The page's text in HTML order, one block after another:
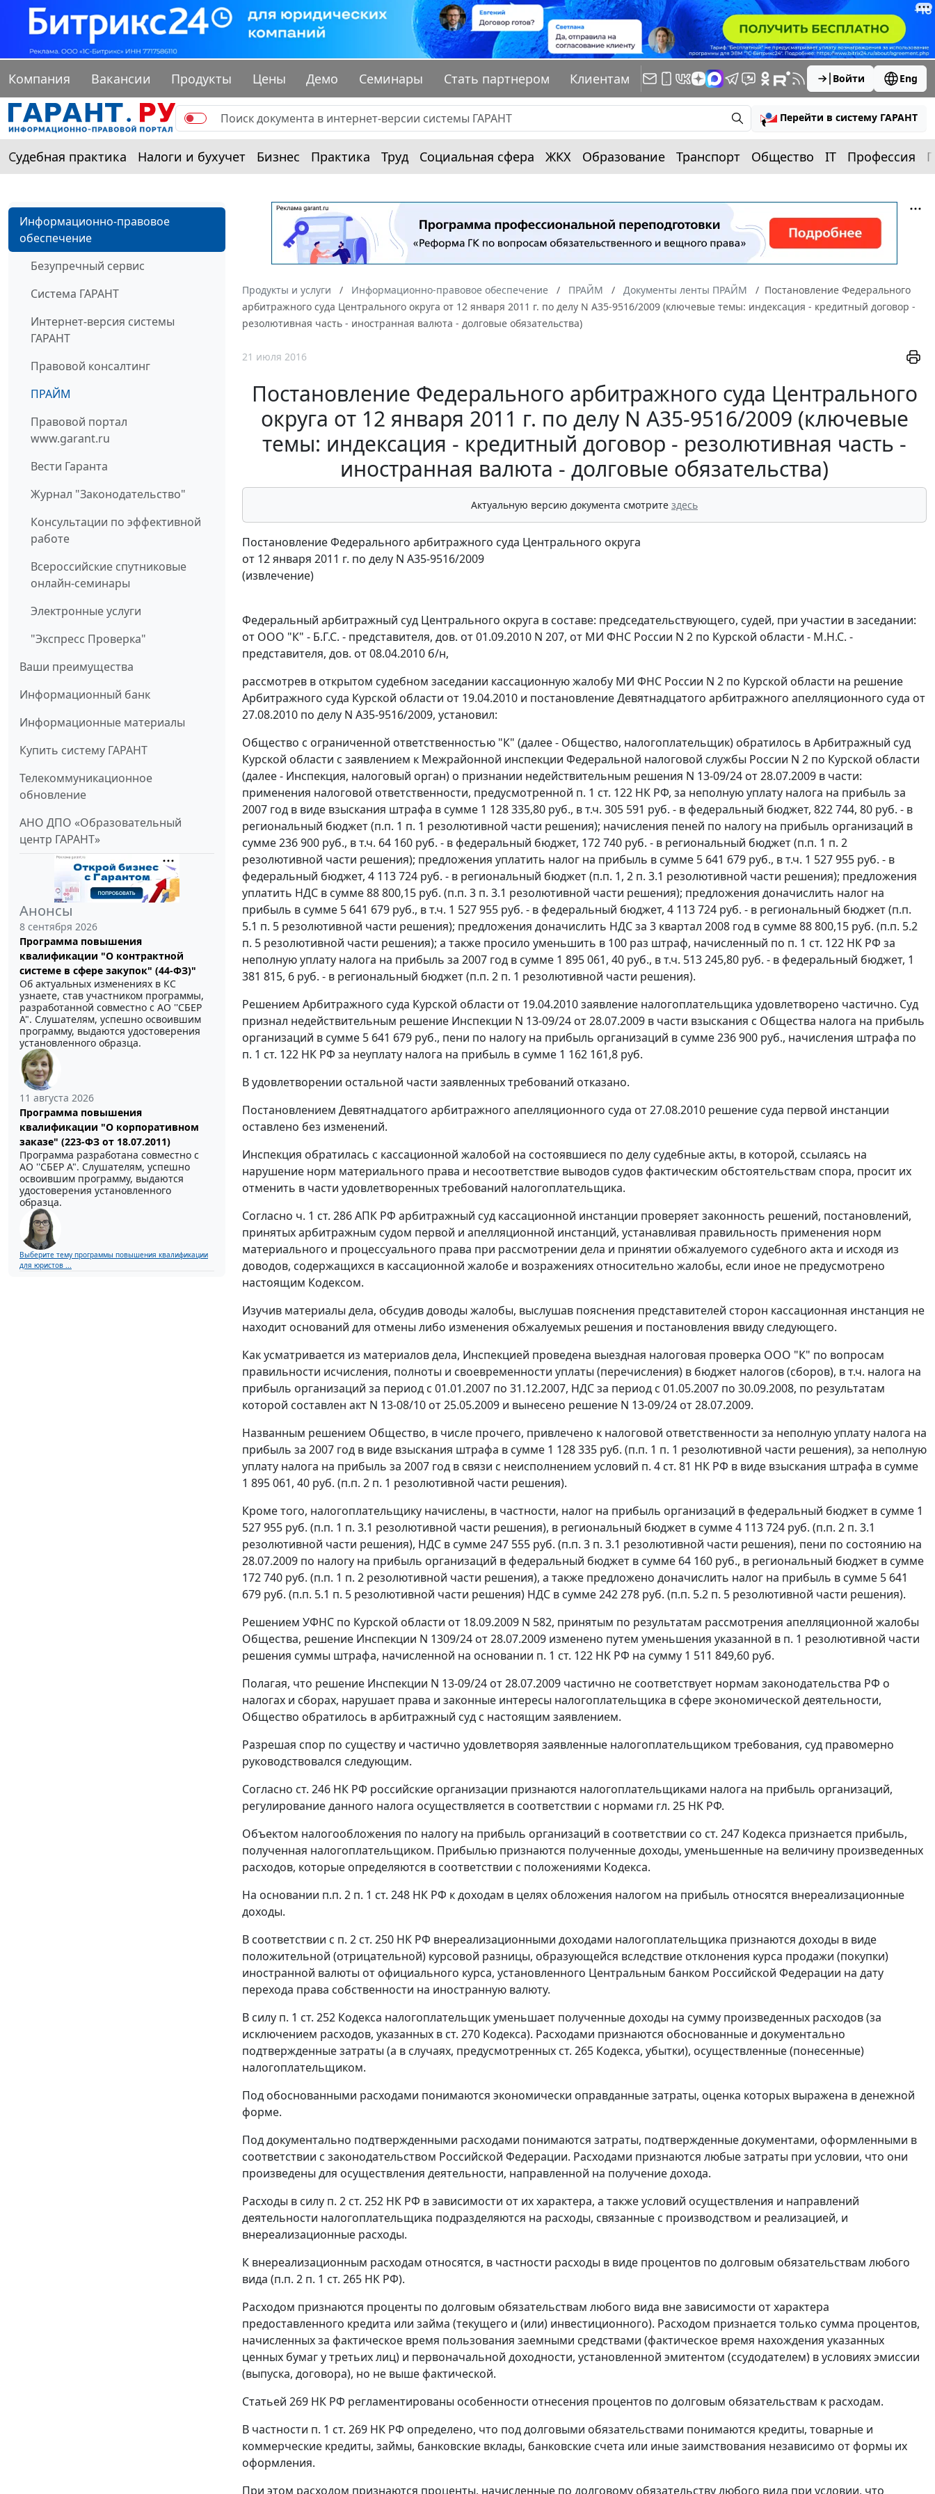
Компания Вакансии Продукты Цены Демо Семинары Стать партнером Клиентам Войти Eng
Перейти в систему ГАРАНТ
Судебная практика Налоги и бухучет Бизнес Практика Труд Социальная сфера ЖКХ Образование Транспорт Общество IT Профессия
Информационно-правовое
обеспечение
Безупречный сервис
Система ГАРАНТ
Интернет-версия системы
ГАРАНТ
Правовой консалтинг
ПРАЙМ
Правовой портал
www.garant.ru
Вести Гаранта
Журнал "Законодательство"
Консультации по эффективной
работе
Всероссийские спутниковые
онлайн-семинары
Электронные услуги
"Экспресс Проверка"
Ваши преимущества
Информационный банк
Информационные материалы
Купить систему ГАРАНТ
Телекоммуникационное
обновление
АНО ДПО «Образовательный
центр ГАРАНТ»
Анонсы
8 сентября 2026
Программа повышения
квалификации "О контрактной
системе в сфере закупок" (44-ФЗ)"
Об актуальных изменениях в КС
узнаете, став участником программы,
разработанной совместно с АО ''СБЕР
А". Слушателям, успешно освоившим
программу, выдаются удостоверения
установленного образца.
11 августа 2026
Программа повышения
квалификации "О корпоративном
заказе" (223-ФЗ от 18.07.2011)
Программа разработана совместно с
АО ''СБЕР А". Слушателям, успешно
освоившим программу, выдаются
удостоверения установленного
образца.
Выберите тему программы повышения квалификации
для юристов ...
Продукты и услуги Информационно-правовое обеспечение ПРАЙМ Документы ленты ПРАЙМ
Постановление Федерального
арбитражного суда Центрального округа от 12 января 2011 г. по делу N А35-9516/2009 (ключевые темы: индексация - кредитный договор -
резолютивная часть - иностранная валюта - долговые обязательства)
21 июля 2016
Постановление Федерального арбитражного суда Центрального
округа от 12 января 2011 г. по делу N А35-9516/2009 (ключевые
темы: индексация - кредитный договор - резолютивная часть -
иностранная валюта - долговые обязательства)
Актуальную версию документа смотрите здесь
Постановление Федерального арбитражного суда Центрального округа
от 12 января 2011 г. по делу N А35-9516/2009
(извлечение)
Федеральный арбитражный суд Центрального округа в составе: председательствующего, судей, при участии в заседании:
от ООО "К" - Б.Г.С. - представителя, дов. от 01.09.2010 N 207, от МИ ФНС России N 2 по Курской области - М.Н.С. -
представителя, дов. от 08.04.2010 б/н,
рассмотрев в открытом судебном заседании кассационную жалобу МИ ФНС России N 2 по Курской области на решение
Арбитражного суда Курской области от 19.04.2010 и постановление Девятнадцатого арбитражного апелляционного суда от
27.08.2010 по делу N А35-9516/2009, установил:
Общество с ограниченной ответственностью "К" (далее - Общество, налогоплательщик) обратилось в Арбитражный суд
Курской области с заявлением к Межрайонной инспекции Федеральной налоговой службы России N 2 по Курской области
(далее - Инспекция, налоговый орган) о признании недействительным решения N 13-09/24 от 28.07.2009 в части:
применения налоговой ответственности, предусмотренной п. 1 ст. 122 НК РФ, за неполную уплату налога на прибыль за
2007 год в виде взыскания штрафа в сумме 1 128 335,80 руб., в т.ч. 305 591 руб. - в федеральный бюджет, 822 744, 80 руб. - в
региональный бюджет (п.п. 1 п. 1 резолютивной части решения); начисления пеней по налогу на прибыль организаций в
сумме 236 900 руб., в т.ч. 64 160 руб. - в федеральный бюджет, 172 740 руб. - в региональный бюджет (п.п. 1 п. 2
резолютивной части решения); предложения уплатить налог на прибыль в сумме 5 641 679 руб., в т.ч. 1 527 955 руб. - в
федеральный бюджет, 4 113 724 руб. - в региональный бюджет (п.п. 1, 2 п. 3.1 резолютивной части решения); предложения
уплатить НДС в сумме 88 800,15 руб. (п.п. 3 п. 3.1 резолютивной части решения); предложения доначислить налог на
прибыль в сумме 5 641 679 руб., в т.ч. 1 527 955 руб. - в федеральный бюджет, 4 113 724 руб. - в региональный бюджет (п.п.
5.1 п. 5 резолютивной части решения); предложения доначислить НДС за 3 квартал 2008 год в сумме 88 800,15 руб. (п.п. 5.2
п. 5 резолютивной части решения); а также просило уменьшить в 100 раз штраф, начисленный по п. 1 ст. 122 НК РФ за
неполную уплату налога на прибыль за 2007 год в сумме 1 895 061, 40 руб., в т.ч. 513 245,80 руб. - в федеральный бюджет, 1
381 815, 6 руб. - в региональный бюджет (п.п. 2 п. 1 резолютивной части решения).
Решением Арбитражного суда Курской области от 19.04.2010 заявление налогоплательщика удовлетворено частично. Суд
признал недействительным решение Инспекции N 13-09/24 от 28.07.2009 в части взыскания с Общества налога на прибыль
организаций в сумме 5 641 679 руб., пени по налогу на прибыль организаций в сумме 236 900 руб., начисления штрафа по
п. 1 ст. 122 НК РФ за неуплату налога на прибыль в сумме 1 162 161,8 руб.
В удовлетворении остальной части заявленных требований отказано.
Постановлением Девятнадцатого арбитражного апелляционного суда от 27.08.2010 решение суда первой инстанции
оставлено без изменений.
Инспекция обратилась с кассационной жалобой на состоявшиеся по делу судебные акты, в которой, ссылаясь на
нарушение норм материального права и несоответствие выводов судов фактическим обстоятельствам спора, просит их
отменить в части удовлетворенных требований налогоплательщика.
Согласно ч. 1 ст. 286АПК РФ арбитражный суд кассационной инстанции проверяет законность решений, постановлений,
принятых арбитражным судом первой и апелляционной инстанций, устанавливая правильность применения норм
материального и процессуального права при рассмотрении дела и принятии обжалуемого судебного акта и исходя из
доводов, содержащихся в кассационной жалобе и возражениях относительно жалобы, если иное не предусмотрено
настоящим Кодексом.
Изучив материалы дела, обсудив доводы жалобы, выслушав пояснения представителей сторон кассационная инстанция не
находит оснований для отмены либо изменения обжалуемых решения и постановления ввиду следующего.
Как усматривается из материалов дела, Инспекцией проведена выездная налоговая проверка ООО "К" по вопросам
правильности исчисления, полноты и своевременности уплаты (перечисления) в бюджет налогов (сборов), в т.ч. налога на
прибыль организаций за период с 01.01.2007 по 31.12.2007, НДС за период с 01.05.2007 по 30.09.2008, по результатам
которой составлен акт N 13-08/10 от 25.05.2009 и вынесено решение N 13-09/24 от 28.07.2009.
Названным решением Общество, в числе прочего, привлечено к налоговой ответственности за неполную уплату налога на
прибыль за 2007 год в виде взыскания штрафа в сумме 1 128 335 руб. (п.п. 1 п. 1 резолютивной части решения), за неполную
уплату налога на прибыль за 2007 год в связи с неисполнением условий п. 4 ст. 81 НК РФ в виде взыскания штрафа в сумме
1 895 061, 40 руб. (п.п. 2 п. 1 резолютивной части решения).
Кроме того, налогоплательщику начислены, в частности, налог на прибыль организаций в федеральный бюджет в сумме 1
527 955 руб. (п.п. 1 п. 3.1 резолютивной части решения), в региональный бюджет в сумме 4 113 724 руб. (п.п. 2 п. 3.1
резолютивной части решения), НДС в сумме 247 555 руб. (п.п. 3 п. 3.1 резолютивной части решения), пени по состоянию на
28.07.2009 по налогу на прибыль организаций в федеральный бюджет в сумме 64 160 руб., в региональный бюджет в сумме
172 740 руб. (п.п. 1 п. 2 резолютивной части решения), а также предложено доначислить налог на прибыль в сумме 5 641
679 руб. (п.п. 5.1 п. 5 резолютивной части решения) НДС в сумме 242 278 руб. (п.п. 5.2 п. 5 резолютивной части решения).
Решением УФНС по Курской области от 18.09.2009 N 582, принятым по результатам рассмотрения апелляционной жалобы
Общества, решение Инспекции N 1309/24 от 28.07.2009 изменено путем уменьшения указанной в п. 1 резолютивной части
решения суммы штрафа, начисленной на основании п. 1 ст. 122 НК РФ на сумму 1 511 849,60 руб.
Полагая, что решение Инспекции N 13-09/24 от 28.07.2009 частично не соответствует нормам законодательства РФ о
налогах и сборах, нарушает права и законные интересы налогоплательщика в сфере экономической деятельности,
Общество обратилось в арбитражный суд с настоящим заявлением.
Разрешая спор по существу и частично удовлетворяя заявленные налогоплательщиком требования, суд правомерно
руководствовался следующим.
Согласно ст. 246 НК РФ российские организации признаются налогоплательщиками налога на прибыль организаций,
регулирование данного налога осуществляется в соответствии с нормами гл. 25 НК РФ.
Объектом налогообложения по налогу на прибыль организаций в соответствии со ст. 247 Кодекса признается прибыль,
полученная налогоплательщиком. Прибылью признаются полученные доходы, уменьшенные на величину произведенных
расходов, которые определяются в соответствии с положениями Кодекса.
На основании п.п. 2 п. 1 ст. 248 НК РФ к доходам в целях обложения налогом на прибыль относятся внереализационные
доходы.
В соответствии с п. 2 ст. 250 НК РФ внереализационными доходами налогоплательщика признаются доходы в виде
положительной (отрицательной) курсовой разницы, образующейся вследствие отклонения курса продажи (покупки)
иностранной валюты от официального курса, установленного Центральным банком Российской Федерации на дату
перехода права собственности на иностранную валюту.
В силу п. 1 ст. 252 Кодекса налогоплательщик уменьшает полученные доходы на сумму произведенных расходов (за
исключением расходов, указанных в ст. 270 Кодекса). Расходами признаются обоснованные и документально
подтвержденные затраты (а в случаях, предусмотренных ст. 265 Кодекса, убытки), осуществленные (понесенные)
налогоплательщиком.
Под обоснованными расходами понимаются экономически оправданные затраты, оценка которых выражена в денежной
форме.
Под документально подтвержденными расходами понимаются затраты, подтвержденные документами, оформленными в
соответствии с законодательством Российской Федерации. Расходами признаются любые затраты при условии, что они
произведены для осуществления деятельности, направленной на получение дохода.
Расходы в силу п. 2 ст. 252 НК РФ в зависимости от их характера, а также условий осуществления и направлений
деятельности налогоплательщика подразделяются на расходы, связанные с производством и реализацией, и
внереализационные расходы.
К внереализационным расходам относятся, в частности расходы в виде процентов по долговым обязательствам любого
вида (п.п. 2 п. 1 ст. 265 НК РФ).
Расходом признаются проценты по долговым обязательствам любого вида вне зависимости от характера
предоставленного кредита или займа (текущего и (или) инвестиционного). Расходом признается только сумма процентов,
начисленных за фактическое время пользования заемными средствами (фактическое время нахождения указанных
ценных бумаг у третьих лиц) и первоначальной доходности, установленной эмитентом (ссудодателем) в условиях эмиссии
(выпуска, договора), но не выше фактической.
Статьей 269 НК РФ регламентированы особенности отнесения процентов по долговым обязательствам к расходам.
В частности п. 1 ст. 269 НК РФ определено, что под долговыми обязательствами понимаются кредиты, товарные и
коммерческие кредиты, займы, банковские вклады, банковские счета или иные заимствования независимо от формы их
оформления.
При этом расходом признаются проценты, начисленные по долговому обязательству любого вида при условии, что